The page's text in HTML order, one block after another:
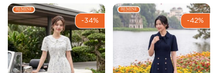
-34% -42%